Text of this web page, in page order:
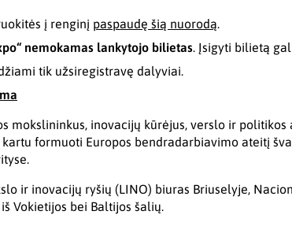
į renginį paspaudę šią nuorodą.
nemokamas lankytojo bilietas. Įsigyti bilietą
tik užsiregistravę dalyviai.
mokslininkus, inovacijų kūrėjus, verslo ir politikos
formuoti Europos bendradarbiavimo ateitį
ir inovacijų ryšių (LINO) biuras Briuselyje,
Vokietijos bei Baltijos šalių.